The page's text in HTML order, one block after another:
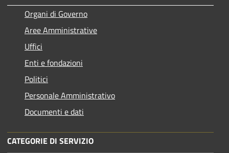
Organi di Governo
Aree Amministrative
Uffici
Enti e fondazioni
Politici
Personale Amministrativo
Documenti e dati
CATEGORIE DI SERVIZIO